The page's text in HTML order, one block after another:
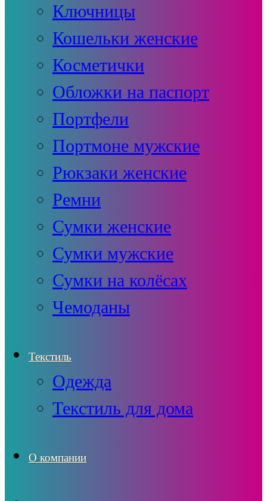
Ключницы
Кошельки женские
Косметички
Обложки на паспорт
Портфели
Портмоне мужские
Рюкзаки женские
Ремни
Сумки женские
Сумки мужские
Сумки на колёсах
Чемоданы
Текстиль
Одежда
Текстиль для дома
О компании